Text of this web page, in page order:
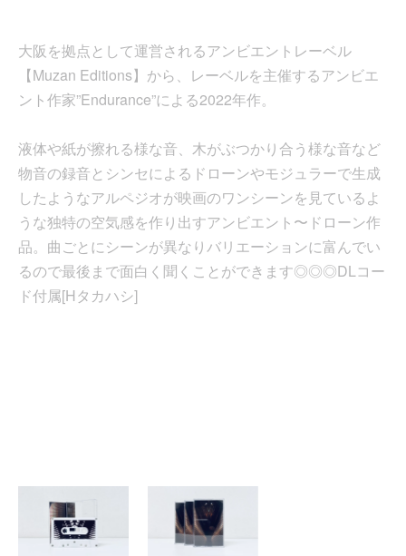
大阪を拠点として運営されるアンビエントレーベル
【Muzan Editions】から、レーベルを主催するアンビエ
ント作家”Endurance”による2022年作。
液体や紙が擦れる様な音、木がぶつかり合う様な音など
物音の録音とシンセによるドローンやモジュラーで生成
したようなアルペジオが映画のワンシーンを見ているよ
うな独特の空気感を作り出すアンビエント〜ドローン作
品。曲ごとにシーンが異なりバリエーションに富んでい
るので最後まで面白く聞くことができます◎◎◎DLコー
ド付属[Hタカハシ]